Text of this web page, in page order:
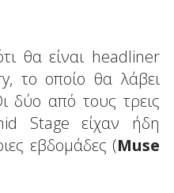
θα είναι headliner
το οποίο θα λάβει
δύο από τους τρεις
Stage είχαν ήδη
εβδομάδες (Muse